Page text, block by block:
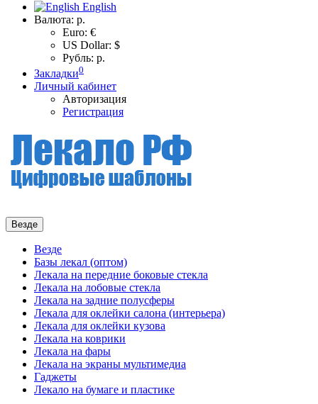
English
Валюта: р.
Euro: €
US Dollar: $
Рубль: р.
Закладки0
Личный кабинет
Авторизация
Регистрация
Везде
Везде
Базы лекал (оптом)
Лекала на передние боковые стекла
Лекала на лобовые стекла
Лекала на задние полусферы
Лекала для оклейки салона (интерьера)
Лекала для оклейки кузова
Лекала на коврики
Лекала на фары
Лекала на экраны мультимедиа
Гаджеты
Лекало на бумаге и пластике